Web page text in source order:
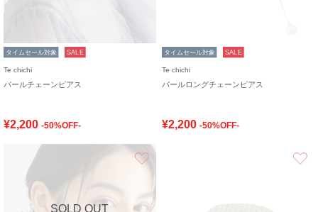
タイムセール対象 SALE
Te chichi
パールチェーンピアス
¥2,200 -50%OFF-
タイムセール対象 SALE
Te chichi
パールロングチェーンピアス
¥2,200 -50%OFF-
SOLD OUT
お気に入り